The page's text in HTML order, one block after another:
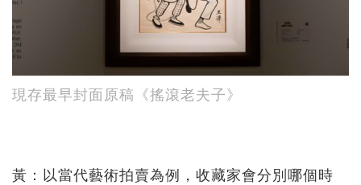
現存最早封面原稿《搖滾老夫子》
黃：以當代藝術拍賣為例，收藏家會分別哪個時